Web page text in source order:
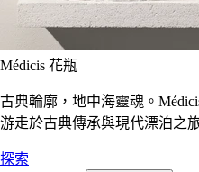
Médicis 花瓶
古典輪廓，地中海靈魂。
游走於古典傳承與現代漂泊之
探索